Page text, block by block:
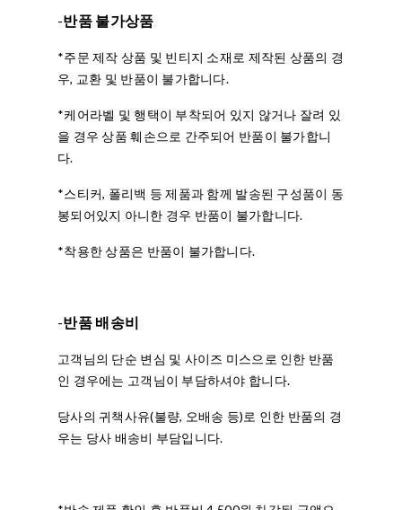
-반품 불가상품
*주문 제작 상품 및 빈티지 소재로 제작된 상품의 경
우, 교환 및 반품이 불가합니다.
*케어라벨 및 행택이 부착되어 있지 않거나 잘려 있
을 경우 상품 훼손으로 간주되어 반품이 불가합니
다.
*스티커, 폴리백 등 제품과 함께 발송된 구성품이 동
봉되어있지 아니한 경우 반품이 불가합니다.
*착용한 상품은 반품이 불가합니다.
-반품 배송비
고객님의 단순 변심 및 사이즈 미스으로 인한 반품
인 경우에는 고객님이 부담하셔야 합니다.
당사의 귀책사유(불량, 오배송 등)로 인한 반품의 경
우는 당사 배송비 부담입니다.